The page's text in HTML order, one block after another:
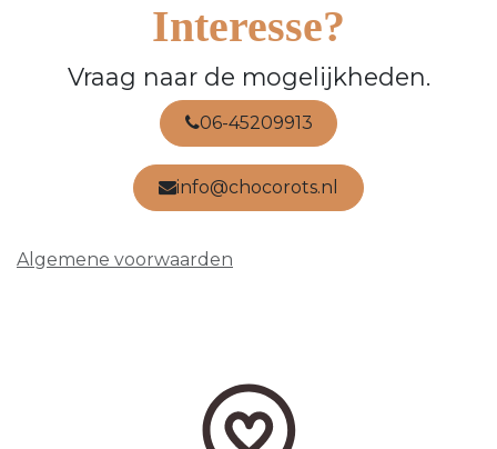
Interesse?
Vraag naar de mogelijkheden.
06-45209913
info@chocorots.nl
Algemene voorwaarden